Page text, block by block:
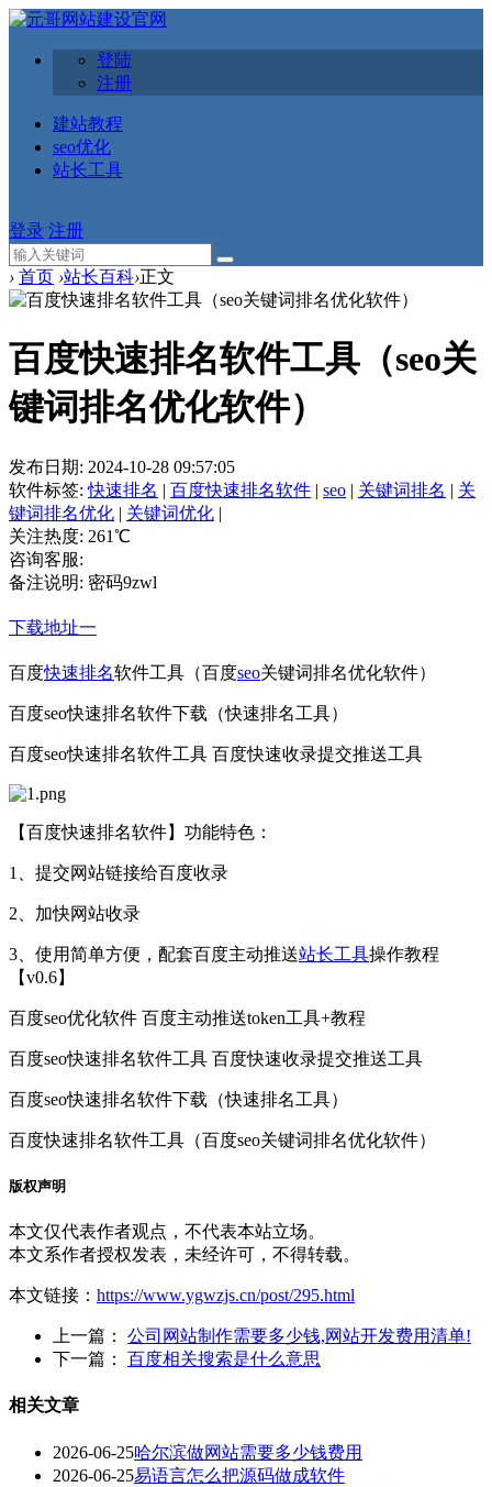
登陆
注册
建站教程
seo优化
站长工具
登录 注册
› 首页 ›站长百科›正文
百度快速排名软件工具（seo关
键词排名优化软件）
发布日期: 2024-10-28 09:57:05
软件标签:快速排名 | 百度快速排名软件 | seo | 关键词排名 | 关
键词排名优化 | 关键词优化 |
关注热度: 261℃
咨询客服:
备注说明: 密码9zwl
下载地址一
百度快速排名软件工具（百度seo关键词排名优化软件）
百度seo快速排名软件下载（快速排名工具）
百度seo快速排名软件工具 百度快速收录提交推送工具
【百度快速排名软件】功能特色：
1、提交网站链接给百度收录
2、加快网站收录
3、使用简单方便，配套百度主动推送站长工具操作教程
【v0.6】
百度seo优化软件 百度主动推送token工具+教程
百度seo快速排名软件工具 百度快速收录提交推送工具
百度seo快速排名软件下载（快速排名工具）
百度快速排名软件工具（百度seo关键词排名优化软件）
版权声明
本文仅代表作者观点，不代表本站立场。
本文系作者授权发表，未经许可，不得转载。
本文链接： https://www.ygwzjs.cn/post/295.html
上一篇： 公司网站制作需要多少钱,网站开发费用清单!
下一篇： 百度相关搜索是什么意思
相关文章
2026-06-25哈尔滨做网站需要多少钱费用
2026-06-25易语言怎么把源码做成软件